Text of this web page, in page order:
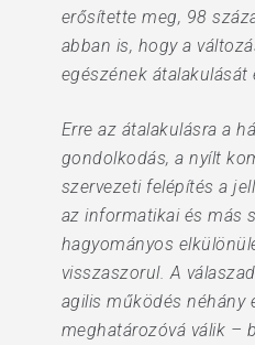
erősítette meg, 98
abban is, hogy a
egészének átalakulását
Erre az átalakulásra a
gondolkodás, a nyílt
szervezeti felépítés a
az informatikai és más
hagyományos
visszaszorul. A
agilis működés néhány
meghatározóvá válik –